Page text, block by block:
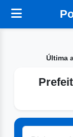
Última